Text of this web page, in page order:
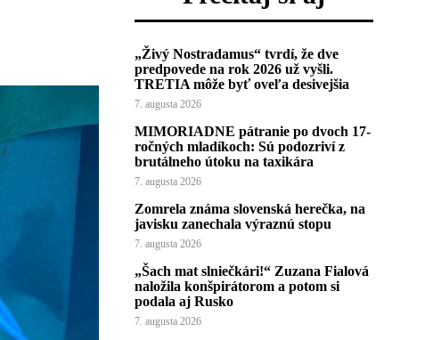
„Živý Nostradamus“ tvrdí, že dve
predpovede na rok 2026 už vyšli.
TRETIA môže byť oveľa desivejšia
7. augusta 2026
MIMORIADNE pátranie po dvoch 17-
ročných mladíkoch: Sú podozriví z
brutálneho útoku na taxikára
7. augusta 2026
Zomrela známa slovenská herečka, na
javisku zanechala výraznú stopu
7. augusta 2026
„Šach mat slniečkári!“ Zuzana Fialová
naložila konšpirátorom a potom si
podala aj Rusko
7. augusta 2026